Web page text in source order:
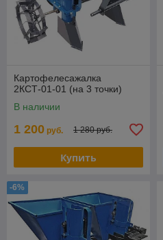
Картофелесажалка
2КСТ-01-01 (на 3 точки)
В наличии
1 200 руб. 1 280 руб.
Купить
-6%